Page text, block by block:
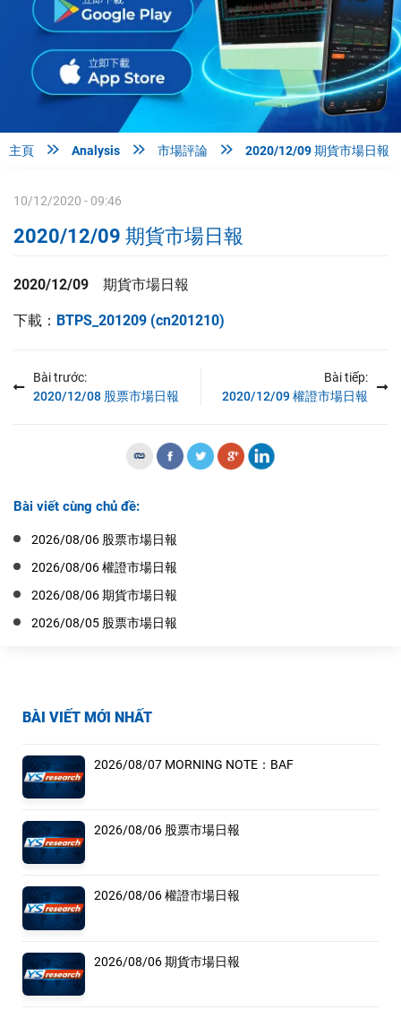
主頁  Analysis  市場評論  2020/12/09 期貨市場日報
BÀI VIẾT MỚI NHẤT
2026/08/07 MORNING NOTE：BAF
2026/08/06 股票市場日報
2026/08/06 權證市場日報
2026/08/06 期貨市場日報
10/12/2020 - 09:46
2020/12/09 期貨市場日報
2020/12/09 期貨市場日報
下載： BTPS_201209 (cn201210)
Bài trước:
2020/12/08 股票市場日報
Bài tiếp:
2020/12/09 權證市場日報
Bài viết cùng chủ đề:
2026/08/06 股票市場日報
2026/08/06 權證市場日報
2026/08/06 期貨市場日報
2026/08/05 股票市場日報